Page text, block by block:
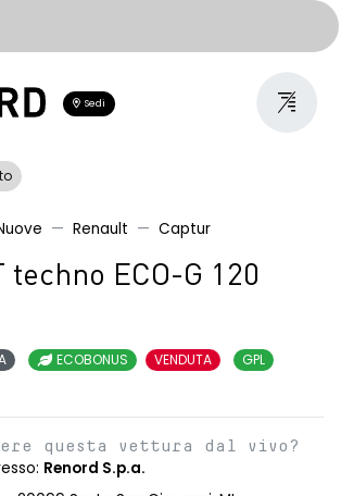
Sedi
Renault Captur
techno ECO-G 120
ECOBONUS VENDUTA
GPL
questa vettura dal vivo?
Renord S.p.a.